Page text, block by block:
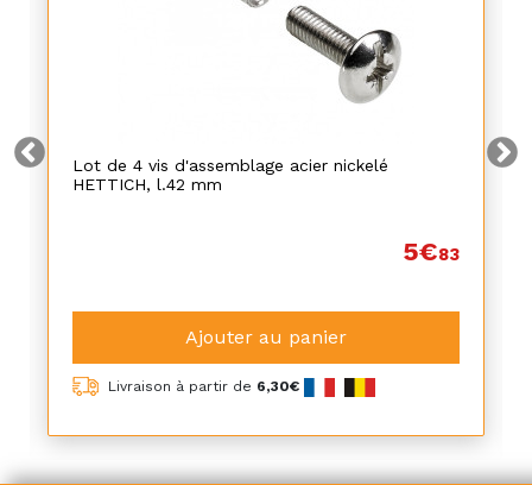
Lot de 4 vis d'assemblage acier nickelé
HETTICH, l.42 mm
5€83
Ajouter au panier
Livraison à partir de 6,30€